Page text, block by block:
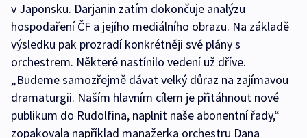
v Japonsku. Darjanin zatím dokončuje analýzu
hospodaření ČF a jejího mediálního obrazu. Na základě
výsledku pak prozradí konkrétněji své plány s
orchestrem. Některé nastínilo vedení už dříve.
„Budeme samozřejmě dávat velký důraz na zajímavou
dramaturgii. Naším hlavním cílem je přitáhnout nové
publikum do Rudolfina, naplnit naše abonentní řady,“
zopakovala například manažerka orchestru Dana